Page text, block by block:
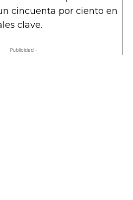
cincuenta por ciento en
clave.
- Publicidad -